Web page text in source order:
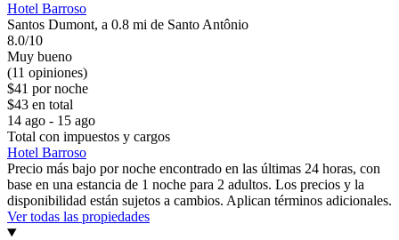
Hotel Barroso
Santos Dumont, a 0.8 mi de Santo Antônio
8.0/10
Muy bueno
(11 opiniones)
$41 por noche
$43 en total
14 ago - 15 ago
Total con impuestos y cargos
Hotel Barroso
Precio más bajo por noche encontrado en las últimas 24 horas, con
base en una estancia de 1 noche para 2 adultos. Los precios y la
disponibilidad están sujetos a cambios. Aplican términos adicionales.
Ver todas las propiedades